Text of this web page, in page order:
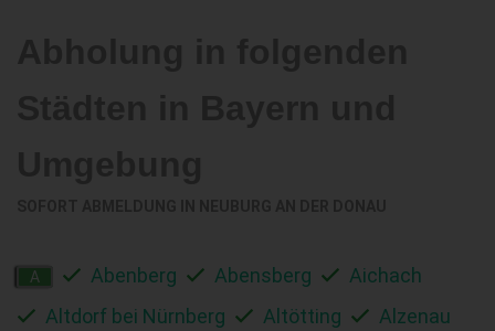
A Abenberg Abensberg
Aichach
Altdorf bei Nürnberg
Altötting
Alzenau